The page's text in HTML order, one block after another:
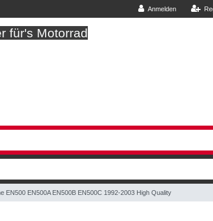
Anmelden
für's Motorrad
EN500 EN500A EN500B EN500C 1992-2003 High Quality